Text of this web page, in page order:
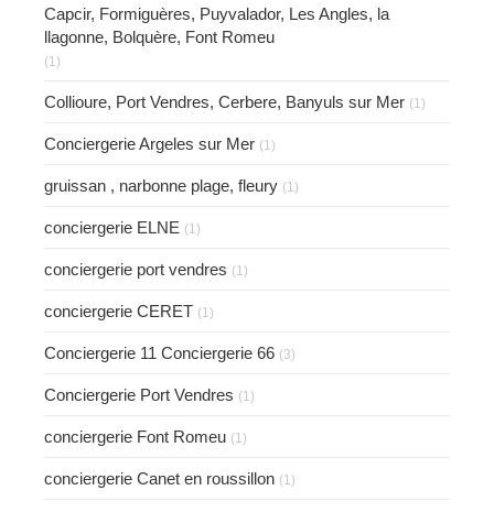
Capcir, Formiguères, Puyvalador, Les Angles, la
llagonne, Bolquère, Font Romeu
(1)
Collioure, Port Vendres, Cerbere, Banyuls sur Mer (1)
Conciergerie Argeles sur Mer (1)
gruissan , narbonne plage, fleury (1)
conciergerie ELNE (1)
conciergerie port vendres (1)
conciergerie CERET (1)
Conciergerie 11 Conciergerie 66 (3)
Conciergerie Port Vendres (1)
conciergerie Font Romeu (1)
conciergerie Canet en roussillon (1)